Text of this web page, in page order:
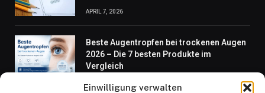
Einwilligung verwalten
APRIL 7, 2026
Beste Augentropfen bei trockenen Augen
2026 – Die 7 besten Produkte im
Vergleich